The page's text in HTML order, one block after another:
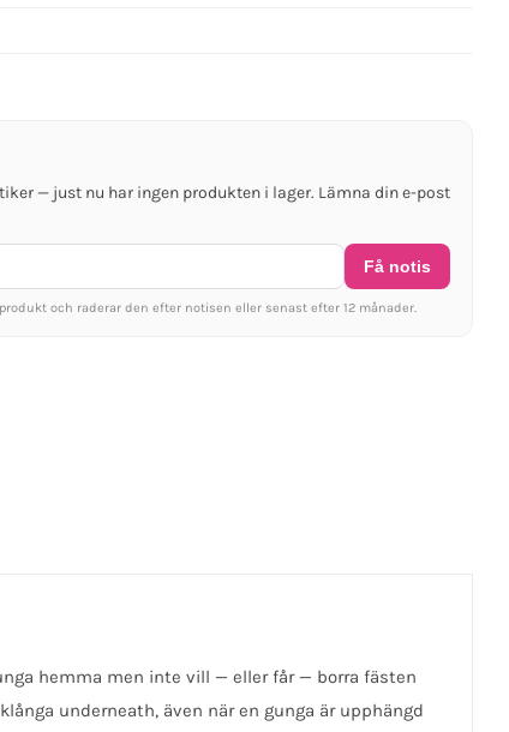
— just nu har ingen produkten i lager. Lämna din e-post
Få notis
och raderar den efter notisen eller senast efter 12 månader.
hemma men inte vill — eller får — borra fästen
underneath, även när en gunga är upphängd